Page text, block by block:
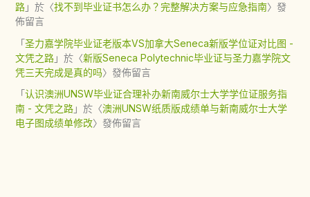
路」於〈找不到毕业证书怎么办？完整解决方案与应急指南〉發
佈留言
「圣力嘉学院毕业证老版本VS加拿大Seneca新版学位证对比图 -
文凭之路」於〈新版Seneca Polytechnic毕业证与圣力嘉学院文
凭三天完成是真的吗〉發佈留言
「认识澳洲UNSW毕业证合理补办新南威尔士大学学位证服务指
南 - 文凭之路」於〈澳洲UNSW纸质版成绩单与新南威尔士大学
电子图成绩单修改〉發佈留言